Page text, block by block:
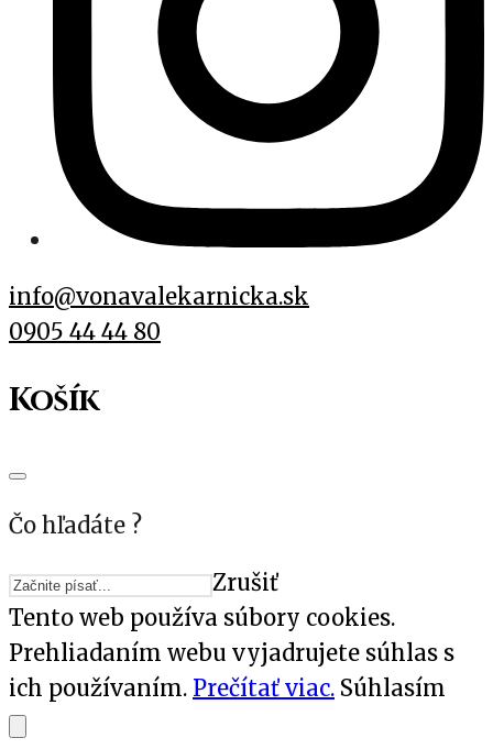
info@vonavalekarnicka.sk
0905 44 44 80
Košík
Čo hľadáte ?
Zrušiť
Tento web používa súbory cookies.
Prehliadaním webu vyjadrujete súhlas s
ich používaním. Prečítať viac. Súhlasím